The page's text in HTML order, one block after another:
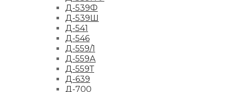
Д-539Ф
Д-539Ш
Д-541
Д-546
Д-559/1
Д-559А
Д-559Т
Д-639
Д-700